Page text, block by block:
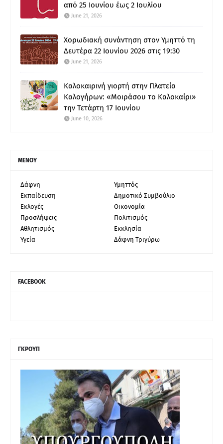
από 25 Ιουνίου έως 2 Ιουλίου
June 21, 2026
Χορωδιακή συνάντηση στον Υμηττό τη
Δευτέρα 22 Ιουνίου 2026 στις 19:30
June 21, 2026
Καλοκαιρινή γιορτή στην Πλατεία
Καλογήρων: «Μοιράσου το Καλοκαίρι»
την Τετάρτη 17 Ιουνίου
June 10, 2026
ΜΕΝΟΥ
Δάφνη
Υμηττός
Εκπαίδευση
Δημοτικό Συμβούλιο
Εκλογές
Οικονομία
Προσλήψεις
Πολιτισμός
Αθλητισμός
Εκκλησία
Υγεία
Δάφνη Τριγύρω
FACEBOOK
ΓΚΡΟΥΠ